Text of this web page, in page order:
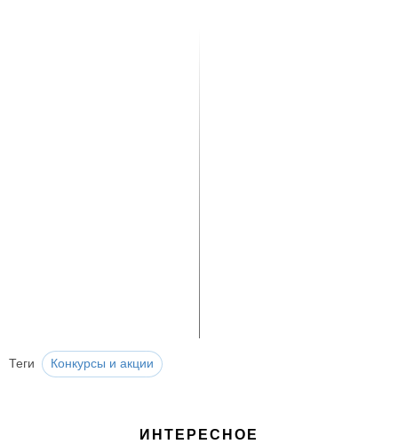
Теги Конкурсы и акции
ИНТЕРЕСНОЕ